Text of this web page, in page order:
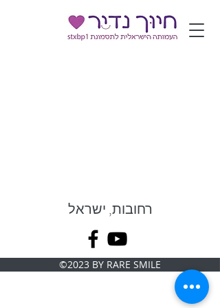
רחובות, ישראל
©2023 BY RARE SMILE